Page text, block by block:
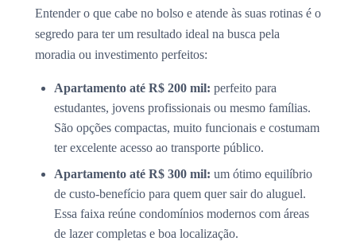
Entender o que cabe no bolso e atende às suas rotinas é o
segredo para ter um resultado ideal na busca pela
moradia ou investimento perfeitos:
Apartamento até R$ 200 mil: perfeito para
estudantes, jovens profissionais ou mesmo famílias.
São opções compactas, muito funcionais e costumam
ter excelente acesso ao transporte público.
Apartamento até R$ 300 mil: um ótimo equilíbrio
de custo-benefício para quem quer sair do aluguel.
Essa faixa reúne condomínios modernos com áreas
de lazer completas e boa localização.